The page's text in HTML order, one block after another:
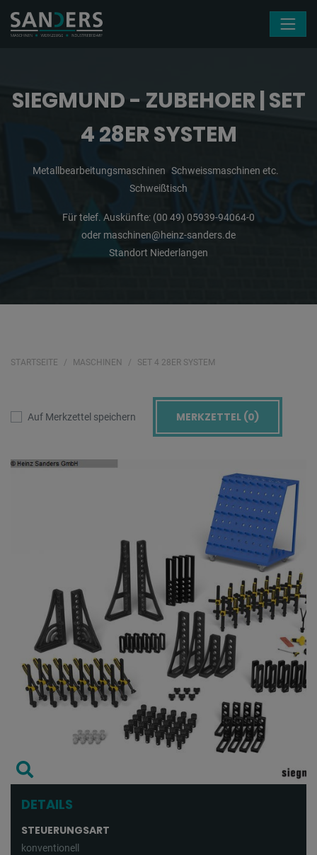
SIEGMUND - ZUBEHOER | SET
4 28ER SYSTEM
Metallbearbeitungsmaschinen Schweissmaschinen etc.
Schweißtisch
Für telef. Auskünfte: (00 49) 05939-94064-0
oder maschinen@heinz-sanders.de
Standort Niederlangen
STARTSEITE MASCHINEN SET 4 28ER SYSTEM
Auf Merkzettel speichern MERKZETTEL (0)
DETAILS
STEUERUNGSART
konventionell